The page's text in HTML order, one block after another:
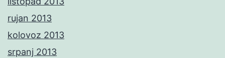
rujan 2013
kolovoz 2013
srpanj 2013